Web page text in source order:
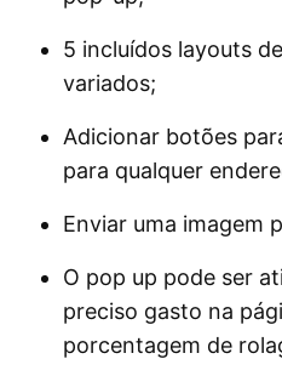
5 incluídos layouts
variados;
Adicionar botões
para qualquer
Enviar uma imagem
O pop up pode ser
preciso gasto na
porcentagem de